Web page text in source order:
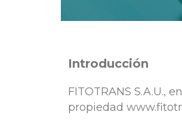
Introducción
FITOTRANS S.A.U.,
propiedad